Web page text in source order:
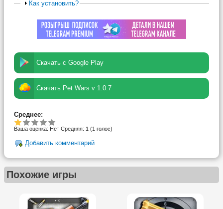
Как установить?
Скачать с Google Play
Скачать Pet Wars v 1.0.7
Среднее:
Ваша оценка: Нет Средняя: 1 (1 голос)
Добавить комментарий
Похожие игры